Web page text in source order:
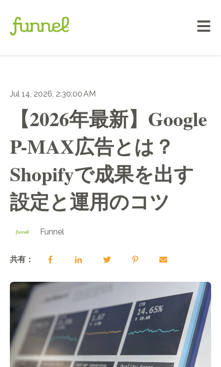
メイ
Jul 14, 2026, 2:30:00 AM
【2026年最新】Google
P-MAX広告とは？
Shopifyで成果を出す
設定と運用のコツ
Funnel
共有：